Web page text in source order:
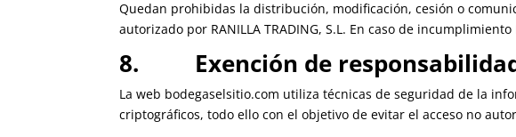
Quedan prohibidas la distribución, modificación, cesión o
autorizado por RANILLA TRADING, S.L. En caso de
8. Exención de responsabilidad
La web bodegaselsitio.com utiliza técnicas de seguridad de la
criptográficos, todo ello con el objetivo de evitar el acceso no